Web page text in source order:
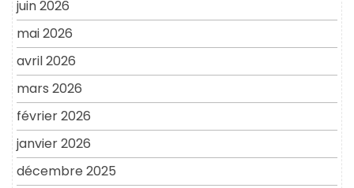
juin 2026
mai 2026
avril 2026
mars 2026
février 2026
janvier 2026
décembre 2025